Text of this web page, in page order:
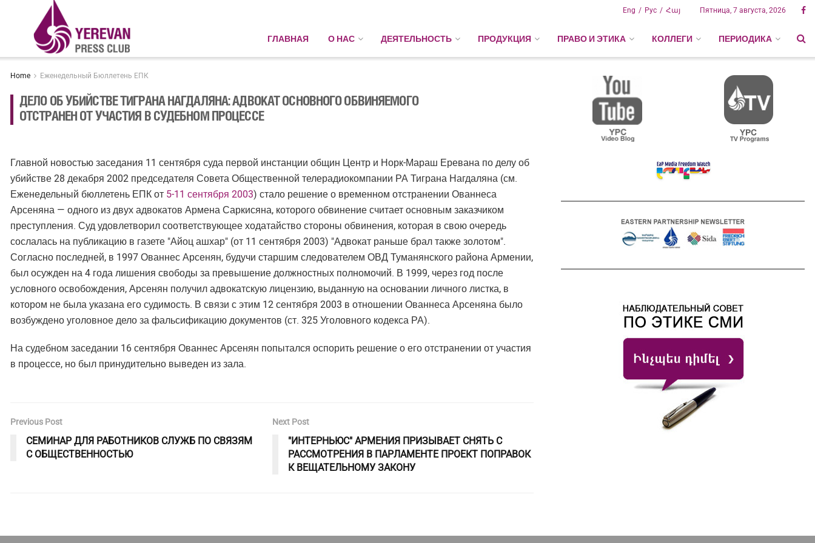
Рус Հայ
Eng Пятница, 7 августа, 2026
ГЛАВНАЯ О НАС ДЕЯТЕЛЬНОСТЬ ПРОДУКЦИЯ ПРАВО И ЭТИКА КОЛЛЕГИ ПЕРИОДИКА
Home Еженедельный Бюллетень ЕПК
ДЕЛО ОБ УБИЙСТВЕ ТИГРАНА НАГДАЛЯНА: АДВОКАТ ОСНОВНОГО ОБВИНЯЕМОГО
ОТСТРАНЕН ОТ УЧАСТИЯ В СУДЕБНОМ ПРОЦЕССЕ
Главной новостью заседания 11 сентября суда первой инстанции общин Центр и Норк-Мараш Еревана по делу об
убийстве 28 декабря 2002 председателя Совета Общественной телерадиокомпании РА Тиграна Нагдаляна (см.
Еженедельный бюллетень ЕПК от 5-11 сентября 2003) стало решение о временном отстранении Ованнеса
Арсеняна — одного из двух адвокатов Армена Саркисяна, которого обвинение считает основным заказчиком
преступления. Суд удовлетворил соответствующее ходатайство стороны обвинения, которая в свою очередь
сослалась на публикацию в газете "Айоц ашхар" (от 11 сентября 2003) "Адвокат раньше брал также золотом".
Согласно последней, в 1997 Ованнес Арсенян, будучи старшим следователем ОВД Туманянского района Армении,
был осужден на 4 года лишения свободы за превышение должностных полномочий. В 1999, через год после
условного освобождения, Арсенян получил адвокатскую лицензию, выданную на основании личного листка, в
котором не была указана его судимость. В связи с этим 12 сентября 2003 в отношении Ованнеса Арсеняна было
возбуждено уголовное дело за фальсификацию документов (ст. 325 Уголовного кодекса РА).
На судебном заседании 16 сентября Ованнес Арсенян попытался оспорить решение о его отстранении от участия
в процессе, но был принудительно выведен из зала.
Previous Post
СЕМИНАР ДЛЯ РАБОТНИКОВ СЛУЖБ ПО СВЯЗЯМ
С ОБЩЕСТВЕННОСТЬЮ
Next Post
"ИНТЕРНЬЮС" АРМЕНИЯ ПРИЗЫВАЕТ СНЯТЬ С
РАССМОТРЕНИЯ В ПАРЛАМЕНТЕ ПРОЕКТ ПОПРАВОК
К ВЕЩАТЕЛЬНОМУ ЗАКОНУ